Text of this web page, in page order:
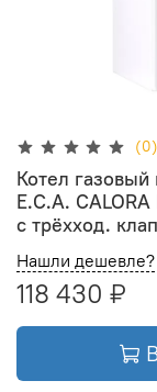
(0)
Котел
E.C.A.
с трёхход.
Нашли дешевле?
118 430 ₽